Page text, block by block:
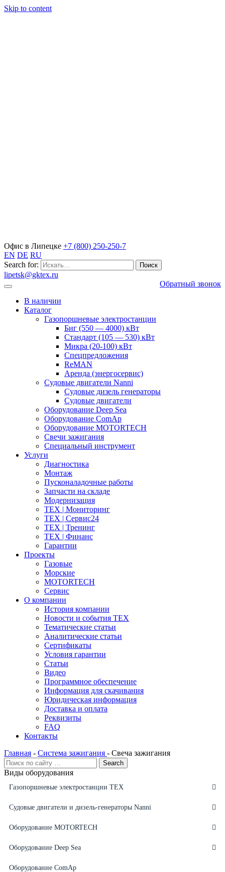
Skip to content
Офис в Липецке +7 (800) 250-250-7
EN DE RU
Search for:
lipetsk@gktex.ru
Обратный звонок
В наличии
Каталог
Газопоршневые электростанции
Биг (550 — 4000) кВт
Стандарт (105 — 530) кВт
Микра (20-100) кВт
Спецпредложения
ReMAN
Аренда (энергосервис)
Судовые двигатели Nanni
Судовые дизель генераторы
Судовые двигатели
Оборудование Deep Sea
Оборудование ComAp
Оборудование MOTORTECH
Свечи зажигания
Специальный инструмент
Услуги
Диагностика
Монтаж
Пусконаладочные работы
Запчасти на складе
Модернизация
ТЕХ | Мониторинг
ТЕХ | Сервис24
ТЕХ | Тренинг
ТЕХ | Финанс
Гарантии
Проекты
Газовые
Морские
MOTORTECH
Сервис
О компании
История компании
Новости и события ТЕХ
Тематические статьи
Аналитические статьи
Сертификаты
Условия гарантии
Статьи
Видео
Программное обеспечение
Информация для скачивания
Юридическая информация
Доставка и оплата
Реквизиты
FAQ
Контакты
Главная - Система зажигания - Свеча зажигания
Виды оборудования
Газопоршневые электростанции ТЕХ
Судовые двигатели и дизель-генераторы Nanni
Оборудование MOTORTECH
Оборудование Deep Sea
Оборудование ComAp